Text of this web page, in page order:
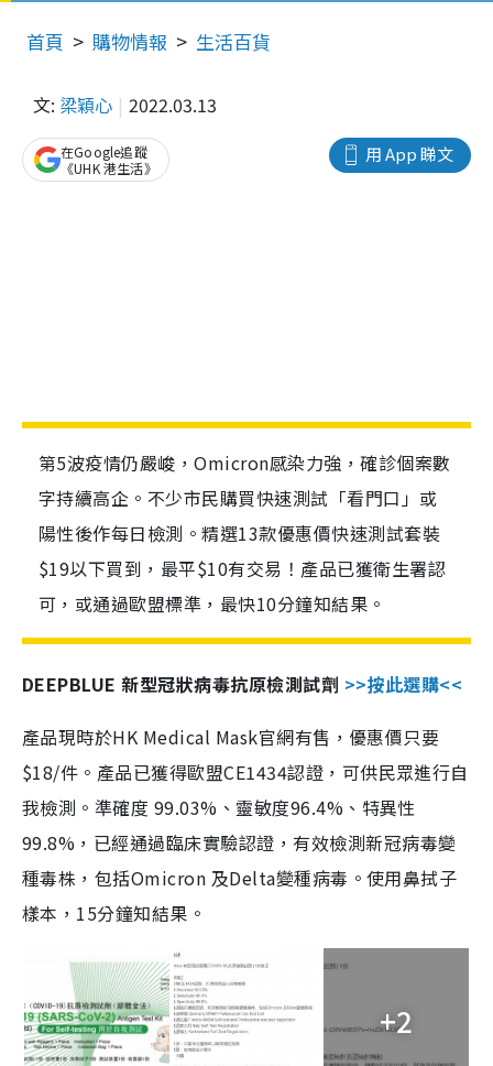
首頁 購物情報 生活百貨
文: 梁穎心 2022.03.13
用 App 睇文
在Google追蹤
《UHK 港生活》
第5波疫情仍嚴峻，Omicron感染力強，確診個案數
字持續高企。不少市民購買快速測試「看門口」或
陽性後作每日檢測。精選13款優惠價快速測試套裝
$19以下買到，最平$10有交易！產品已獲衛生署認
可，或通過歐盟標準，最快10分鐘知結果。
DEEPBLUE 新型冠狀病毒抗原檢測試劑 >>按此選購<<
產品現時於HK Medical Mask官網有售，優惠價只要
$18/件。產品已獲得歐盟CE1434認證，可供民眾進行自
我檢測。準確度 99.03%、靈敏度96.4%、特異性
99.8%，已經通過臨床實驗認證，有效檢測新冠病毒變
種毒株，包括Omicron 及Delta變種病毒。使用鼻拭子
樣本，15分鐘知結果。
+2